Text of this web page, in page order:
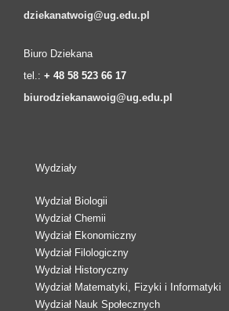
dziekanatwoig@ug.edu.pl
Biuro Dziekana
tel.: + 48 58 523 66 17
biurodziekanawoig@ug.edu.pl
Wydziały
Wydział Biologii
Wydział Chemii
Wydział Ekonomiczny
Wydział Filologiczny
Wydział Historyczny
Wydział Matematyki, Fizyki i Informatyki
Wydział Nauk Społecznych